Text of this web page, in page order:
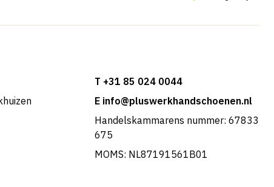
T +31 85 024 0044
E info@pluswerkhandschoenen.nl
Handelskammarens nummer: 67833
675
MOMS: NL87191561B01